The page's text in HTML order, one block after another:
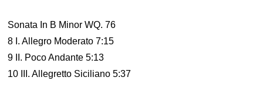
Sonata In B Minor WQ. 76
8 I. Allegro Moderato 7:15
9 II. Poco Andante 5:13
10 III. Allegretto Siciliano 5:37